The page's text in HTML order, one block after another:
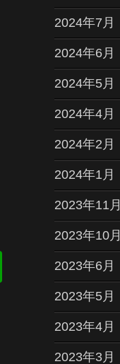
2024年7月
2024年6月
2024年5月
2024年4月
2024年2月
2024年1月
2023年11月
2023年10月
2023年6月
2023年5月
2023年4月
2023年3月